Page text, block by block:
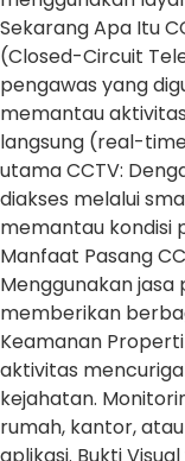
Sekarang Apa Itu
(Closed-Circuit
pengawas yang
memantau
langsung (real-
utama CCTV:
diakses melalui
memantau kondisi
Manfaat Pasang
Menggunakan jasa
memberikan
Keamanan
aktivitas
kejahatan.
rumah, kantor,
aplikasi. Bukti